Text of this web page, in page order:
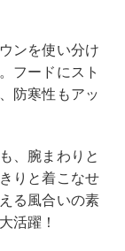
ンを使い分け
フードにスト
防寒性もアッ
、腕まわりと
りと着こなせ
る風合いの素
活躍！